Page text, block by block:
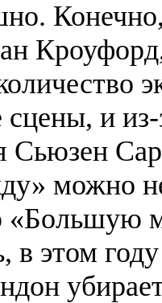
и из-
Сьюзен
можно
в этом